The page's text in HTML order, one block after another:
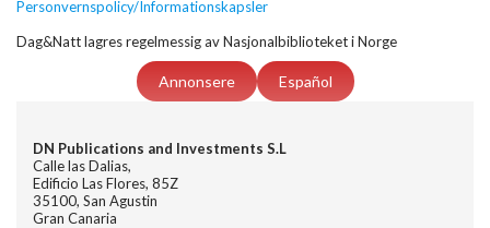
Personvernspolicy/Informationskapsler
Dag&Natt lagres regelmessig av Nasjonalbiblioteket i Norge
Annonsere Español
DN Publications and Investments S.L
Calle las Dalias,
Edificio Las Flores, 85Z
35100, San Agustin
Gran Canaria